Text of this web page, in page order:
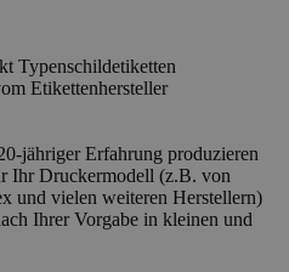
Etikettenhersteller
jähriger Erfahrung produzieren
Ihr Druckermodell (z.B. von
und vielen weiteren Herstellern)
Ihrer Vorgabe in kleinen und